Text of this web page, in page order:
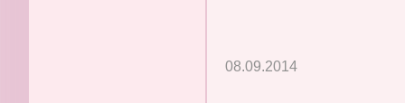
08.09.2014